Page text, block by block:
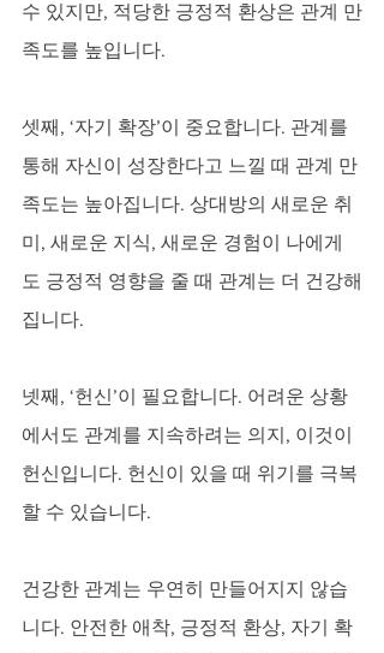
수 있지만, 적당한 긍정적 환상은 관계 만
족도를 높입니다.
셋째, ‘자기 확장’이 중요합니다. 관계를
통해 자신이 성장한다고 느낄 때 관계 만
족도는 높아집니다. 상대방의 새로운 취
미, 새로운 지식, 새로운 경험이 나에게
도 긍정적 영향을 줄 때 관계는 더 건강해
집니다.
넷째, ‘헌신’이 필요합니다. 어려운 상황
에서도 관계를 지속하려는 의지, 이것이
헌신입니다. 헌신이 있을 때 위기를 극복
할 수 있습니다.
건강한 관계는 우연히 만들어지지 않습
니다. 안전한 애착, 긍정적 환상, 자기 확